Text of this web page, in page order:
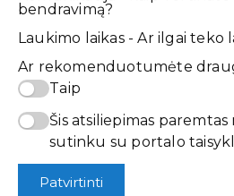
bendravimą?
Laukimo laikas - Ar ilgai teko
Ar rekomenduotumėte
Taip
Šis atsiliepimas
sutinku su portalo
Patvirtinti